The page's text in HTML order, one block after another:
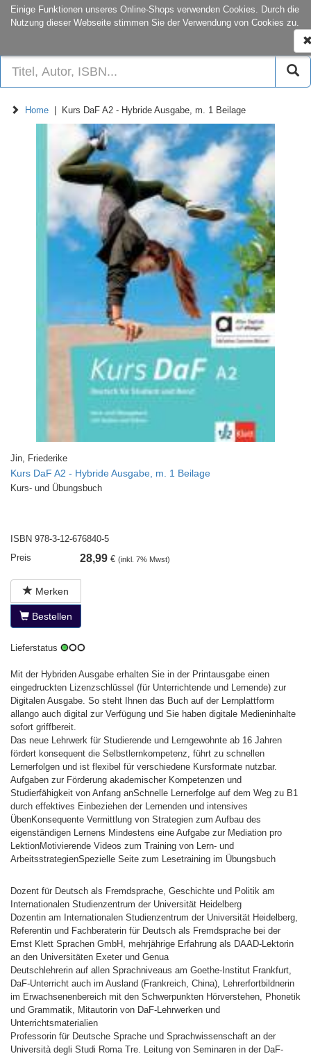
Einige Funktionen unseres Online-Shops verwenden Cookies. Durch die
Nutzung dieser Webseite stimmen Sie der Verwendung von Cookies zu.
onCampus:S1|03 +49 6151-16-
Home | Kurs DaF A2 - Hybride Ausgabe, m. 1 Beilage
Jin, Friederike
Kurs DaF A2 - Hybride Ausgabe, m. 1 Beilage
Kurs- und Übungsbuch
ISBN 978-3-12-676840-5
Preis
28,99 € (inkl. 7% Mwst)
Merken
Bestellen
Lieferstatus
Mit der Hybriden Ausgabe erhalten Sie in der Printausgabe einen
eingedruckten Lizenzschlüssel (für Unterrichtende und Lernende) zur
Digitalen Ausgabe. So steht Ihnen das Buch auf der Lernplattform
allango auch digital zur Verfügung und Sie haben digitale Medieninhalte
sofort griffbereit.
Das neue Lehrwerk für Studierende und Lerngewohnte ab 16 Jahren
fördert konsequent die Selbstlernkompetenz, führt zu schnellen
Lernerfolgen und ist flexibel für verschiedene Kursformate nutzbar.
Aufgaben zur Förderung akademischer Kompetenzen und
Studierfähigkeit von Anfang anSchnelle Lernerfolge auf dem Weg zu B1
durch effektives Einbeziehen der Lernenden und intensives
ÜbenKonsequente Vermittlung von Strategien zum Aufbau des
eigenständigen Lernens Mindestens eine Aufgabe zur Mediation pro
LektionMotivierende Videos zum Training von Lern- und
ArbeitsstrategienSpezielle Seite zum Lesetraining im Übungsbuch
Dozent für Deutsch als Fremdsprache, Geschichte und Politik am
Internationalen Studienzentrum der Universität Heidelberg
Dozentin am Internationalen Studienzentrum der Universität Heidelberg,
Referentin und Fachberaterin für Deutsch als Fremdsprache bei der
Ernst Klett Sprachen GmbH, mehrjährige Erfahrung als DAAD-Lektorin
an den Universitäten Exeter und Genua
Deutschlehrerin auf allen Sprachniveaus am Goethe-Institut Frankfurt,
DaF-Unterricht auch im Ausland (Frankreich, China), Lehrerfortbildnerin
im Erwachsenenbereich mit den Schwerpunkten Hörverstehen, Phonetik
und Grammatik, Mitautorin von DaF-Lehrwerken und
Unterrichtsmaterialien
Professorin für Deutsche Sprache und Sprachwissenschaft an der
Università degli Studi Roma Tre. Leitung von Seminaren in der DaF-